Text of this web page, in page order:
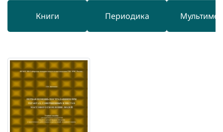
Книги Периодика